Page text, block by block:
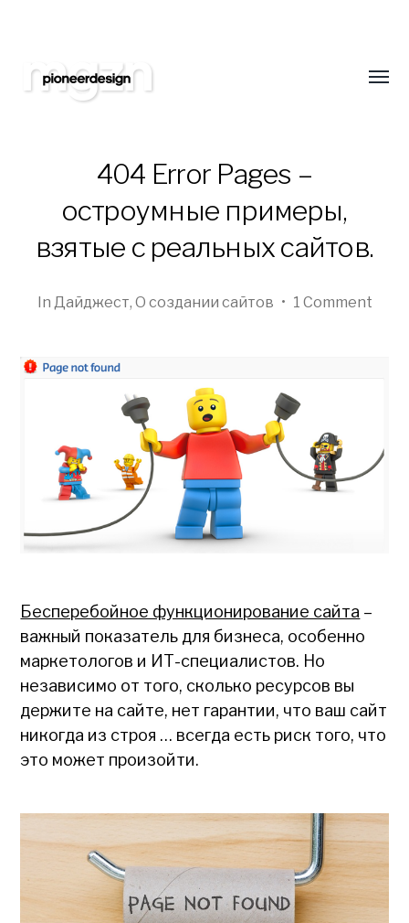
Pioneer
Studio
404 Error Pages –
остроумные примеры,
взятые с реальных сайтов.
In Дайджест, О создании сайтов • 1 Comment
Бесперебойное функционирование сайта –
важный показатель для бизнеса, особенно
маркетологов и ИТ-специалистов. Но
независимо от того, сколько ресурсов вы
держите на сайте, нет гарантии, что ваш сайт
никогда из строя … всегда есть риск того, что
это может произойти.
сайтостроения. Только самая свежая и